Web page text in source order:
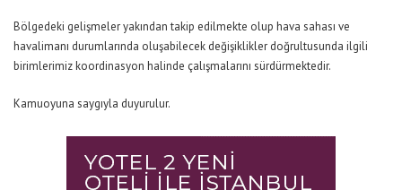
Bölgedeki gelişmeler yakından takip edilmekte olup hava sahası ve
havalimanı durumlarında oluşabilecek değişiklikler doğrultusunda ilgili
birimlerimiz koordinasyon halinde çalışmalarını sürdürmektedir.
Kamuoyuna saygıyla duyurulur.